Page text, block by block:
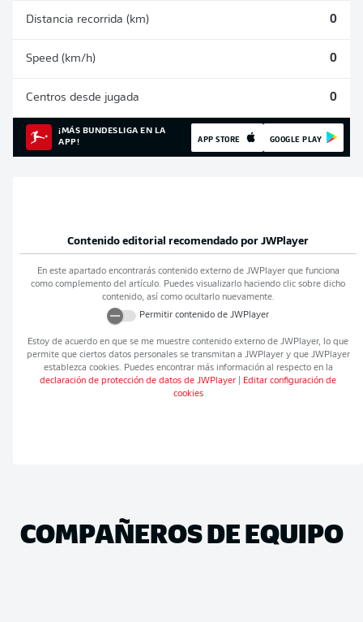
Distancia recorrida (km) 0
Speed (km/h) 0
Centros desde jugada 0
¡MÁS BUNDESLIGA EN LA
APP!
APP STORE GOOGLE PLAY
Contenido editorial recomendado por JWPlayer
En este apartado encontrarás contenido externo de JWPlayerque funciona
como complemento del artículo. Puedes visualizarlo haciendo clic sobre dicho
contenido, así como ocultarlo nuevamente.
Permitir contenido de JWPlayer
Estoy de acuerdo en que se me muestre contenido externo de JWPlayer, lo que
permite que ciertos datos personales se transmitan a JWPlayery que JWPlayer
establezca cookies. Puedes encontrar más información al respecto en la
declaración de protección de datos de JWPlayer
Editar configuración de
cookies
COMPAÑEROS DE EQUIPO